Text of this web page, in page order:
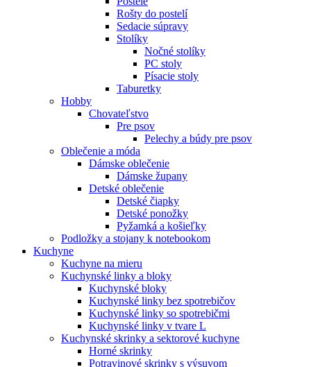
Rošty do postelí
Sedacie súpravy
Stolíky
Nočné stolíky
PC stoly
Písacie stoly
Taburetky
Hobby
Chovateľstvo
Pre psov
Pelechy a búdy pre psov
Oblečenie a móda
Dámske oblečenie
Dámske župany
Detské oblečenie
Detské čiapky
Detské ponožky
Pyžamká a košieľky
Podložky a stojany k notebookom
Kuchyne
Kuchyne na mieru
Kuchynské linky a bloky
Kuchynské bloky
Kuchynské linky bez spotrebičov
Kuchynské linky so spotrebičmi
Kuchynské linky v tvare L
Kuchynské skrinky a sektorové kuchyne
Horné skrinky
Potravinové skrinky s výsuvom